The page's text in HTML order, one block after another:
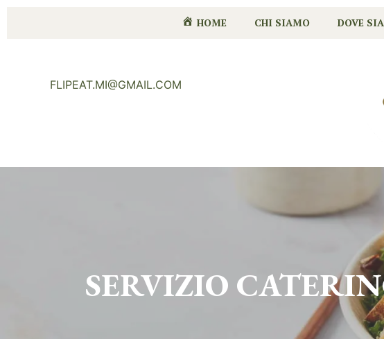
HOME CHI SIAMO DOVE
FLIPEAT.MI@GMAIL.COM
SERVIZIO